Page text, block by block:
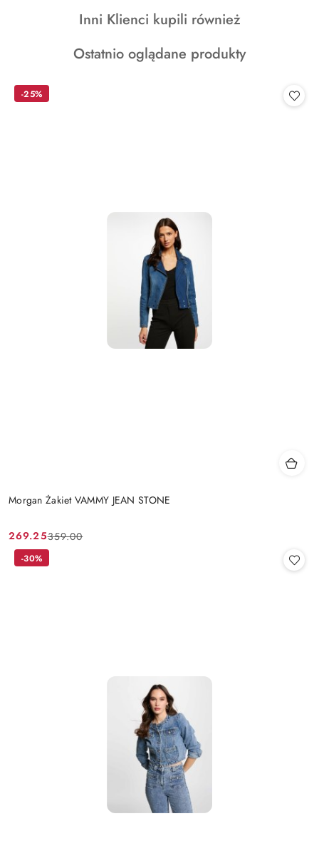
statusie:
Produkty
statusie:
Inni Klienci kupili również
Produkty
Ostatnio oglądane produkty
Morgan Żakiet VAMMY JEAN STONE
Cena
promocyjna:
269.25
Cena
przed
359.00
-25%
-30%